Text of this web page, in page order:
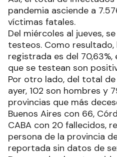
pandemia asciende a
víctimas fatales.
Del miércoles al jueves,
testeos. Como
registrada es del 70,63%,
que se testean son
Por otro lado, del total
ayer, 102 son hombres y
provincias que más
Buenos Aires con 66,
CABA con 20 fallecidos,
persona de la provincia
reportada sin datos de